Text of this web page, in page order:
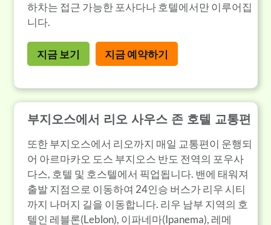
하차는 접근 가능한 포사다나 호텔에서만 이루어집
니다.
지금 보기 지금 예약하기
부지오스에서 리오 사우스 존 호텔 교통편
또한 부지오스에서 리오까지 매일 교통편이 운행되
어 아르마카오 도스 부지오스 반도 전역의 포우사
다스, 호텔 및 호스텔에서 픽업됩니다. 밴에 태워져
출발 지점으로 이동하여 24인승 버스가 리우 시티
까지 나머지 길을 이동합니다. 리우 남부 지역의 호
텔인 레블론(Leblon), 이파네마(Ipanema), 레메